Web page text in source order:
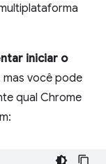
iniciar o
você pode
qual Chrome